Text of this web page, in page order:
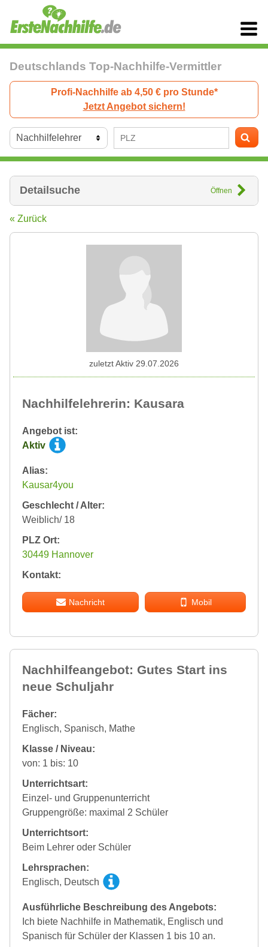
Deutschlands Top-Nachhilfe-Vermittler
Profi-Nachhilfe ab 4,50 € pro Stunde*
Jetzt Angebot sichern!
Detailsuche Öffnen
« Zurück
Nachhilfelehrerin: Kausara
Angebot ist:
Aktiv
Alias:
Kausar4you
Geschlecht / Alter:
Weiblich/ 18
PLZ Ort:
30449 Hannover
Kontakt:
Nachricht Mobil
zuletzt Aktiv 29.07.2026
Nachhilfeangebot: Gutes Start ins
neue Schuljahr
Fächer:
Englisch, Spanisch, Mathe
Klasse / Niveau:
von: 1 bis: 10
Unterrichtsart:
Einzel- und Gruppenunterricht
Gruppengröße: maximal 2 Schüler
Unterrichtsort:
Beim Lehrer oder Schüler
Lehrsprachen:
Englisch, Deutsch
Ausführliche Beschreibung des Angebots:
Ich biete Nachhilfe in Mathematik, Englisch und
Spanisch für Schüler der Klassen 1 bis 10 an.